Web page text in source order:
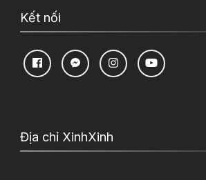
Kết nối
Địa chỉ XinhXinh